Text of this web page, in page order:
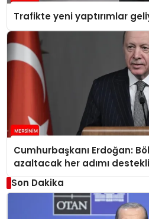
Trafikte yeni yaptırımlar
Cumhurbaşkanı Erdoğan:
azaltacak her adımı
Son Dakika